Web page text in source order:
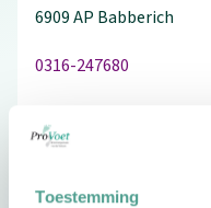
Toestemming
6909 AP Babberich
0316-247680